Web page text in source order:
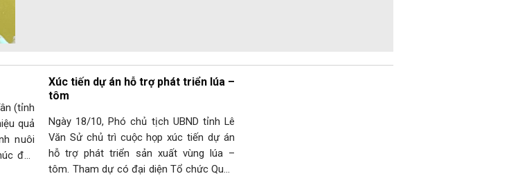
(tỉnh
quả
nuôi
đẩy
Xúc tiến dự án hỗ trợ phát triển lúa –
tôm
Ngày 18/10, Phó chủ tịch UBND tỉnh Lê
Văn Sử chủ trì cuộc họp xúc tiến dự án
hỗ trợ phát triển sản xuất vùng lúa –
tôm. Tham dự có đại diện Tổ chức Quốc